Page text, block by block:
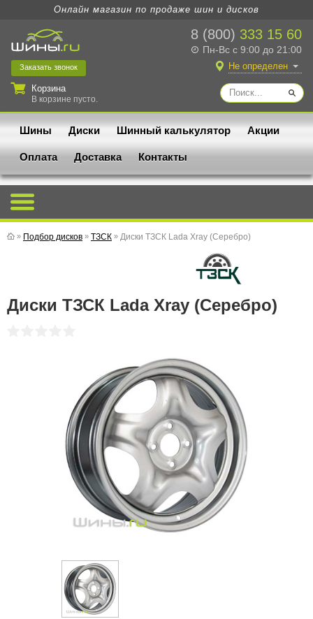
Онлайн магазин по продаже шин и дисков
8 (800) 333 15 60
Пн-Вс с 9:00 до 21:00
Заказать звонок
Корзина
В корзине пусто.
Не определен
Шины Диски Шинный калькулятор Акции
Оплата Доставка Контакты
» Подбор дисков » ТЗСК » Диски ТЗСК Lada Xray (Серебро)
Диски ТЗСК Lada Xray (Серебро)